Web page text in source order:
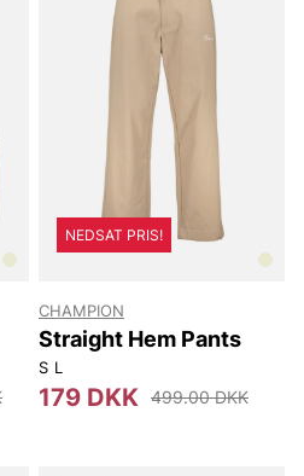
NEDSAT PRIS!
CHAMPION
Straight Hem Pants
S L
179 DKK 499.00 DKK